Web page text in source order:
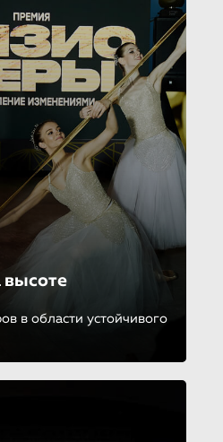
высоте
в области устойчивого